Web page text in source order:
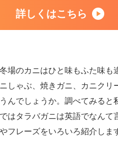
詳しくはこちら
場のカニはひと味もふた味も
しゃぶ、焼きガニ、カニクリ
んでしょうか。調べてみると
はタラバガニは英語でなんて
フレーズをいろいろ紹介しま